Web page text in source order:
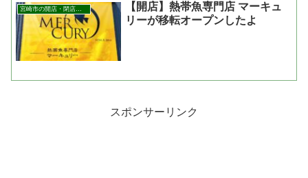
【開店】熱帯魚専門店 マーキュ
リーが移転オープンしたよ
スポンサーリンク